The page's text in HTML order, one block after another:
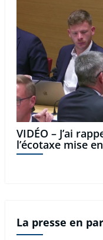
VIDÉO – J’ai
l’écotaxe mise
La presse en